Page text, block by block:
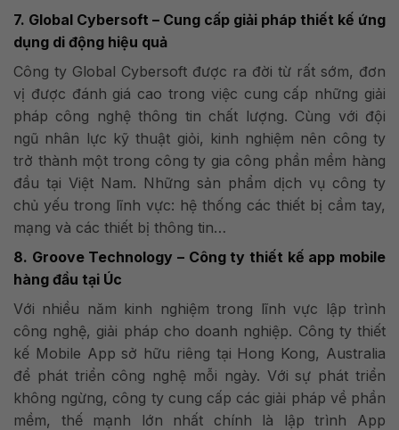
7. Global Cybersoft – Cung cấp giải pháp thiết kế ứng
dụng di động hiệu quả
Công ty Global Cybersoft được ra đời từ rất sớm, đơn
vị được đánh giá cao trong việc cung cấp những giải
pháp công nghệ thông tin chất lượng. Cùng với đội
ngũ nhân lực kỹ thuật giỏi, kinh nghiệm nên công ty
trở thành một trong công ty gia công phần mềm hàng
đầu tại Việt Nam. Những sản phẩm dịch vụ công ty
chủ yếu trong lĩnh vực: hệ thống các thiết bị cầm tay,
mạng và các thiết bị thông tin…
8. Groove Technology – Công ty thiết kế app mobile
hàng đầu tại Úc
Với nhiều năm kinh nghiệm trong lĩnh vực lập trình
công nghệ, giải pháp cho doanh nghiệp. Công ty thiết
kế Mobile App sở hữu riêng tại Hong Kong, Australia
để phát triển công nghệ mỗi ngày. Với sự phát triển
không ngừng, công ty cung cấp các giải pháp về phần
mềm, thế mạnh lớn nhất chính là lập trình App